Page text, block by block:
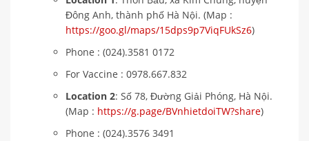
Đông Anh, thành phố Hà Nội. (Map :
https://goo.gl/maps/15dps9p7ViqFUkSz6)
Phone : (024).3581 0172
For Vaccine : 0978.667.832
Location 2: Số 78, Đường Giải Phóng, Hà Nội.
(Map : https://g.page/BVnhietdoiTW?share)
Phone : (024).3576 3491